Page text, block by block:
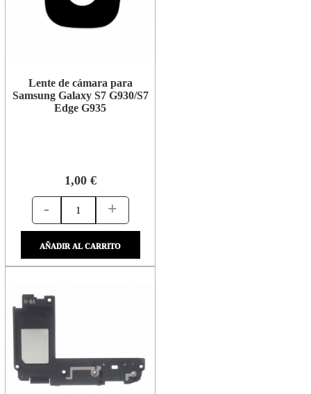
Lente de cámara para
Samsung Galaxy S7 G930/S7
Edge G935
1,00 €
- +
AÑADIR AL CARRITO